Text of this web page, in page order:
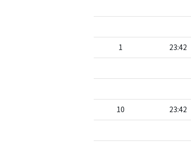
1 23:42
10 23:42